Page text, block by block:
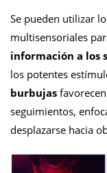
Se pueden utilizar
multisensoriales
información a los
los potentes
burbujas
seguimientos,
desplazarse hacia